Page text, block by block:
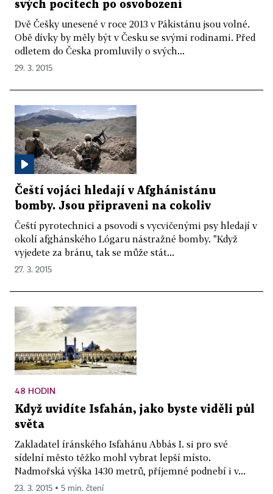
svých pocitech po osvobození
Dvě Češky unesené v roce 2013 v Pákistánu jsou volné.
Obě dívky by měly být v Česku se svými rodinami. Před
odletem do Česka promluvily o svých...
29. 3. 2015
Čeští vojáci hledají v Afghánistánu
bomby. Jsou připraveni na cokoliv
Čeští pyrotechnici a psovodi s vycvičenými psy hledají v
okolí afghánského Lógaru nástražné bomby. "Když
vyjedete za bránu, tak se může stát...
27. 3. 2015
48 HODIN
Když uvidíte Isfahán, jako byste viděli půl
světa
Zakladatel íránského Isfahánu Abbás I. si pro své
sídelní město těžko mohl vybrat lepší místo.
Nadmořská výška 1430 metrů, příjemné podnebí i v...
23. 3. 2015 ▪ 5 min. čtení